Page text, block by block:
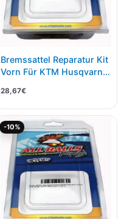
Bremssattel Reparatur Kit
Vorn Für KTM Husqvarna
28,67€
-10%
Ursprünglicher
Preis
war:
28,67€